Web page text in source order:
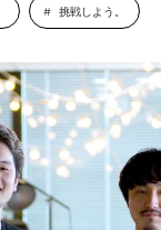
挑戦しよう。